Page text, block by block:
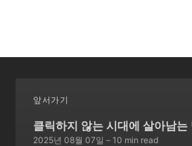
앞서가기
클릭하지 않는 시대에 살아남는
2025년 08월 07일 – 10 min read